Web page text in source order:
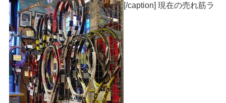
[/caption] 現在の売れ筋ラ